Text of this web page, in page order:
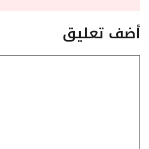
أضف تعليق